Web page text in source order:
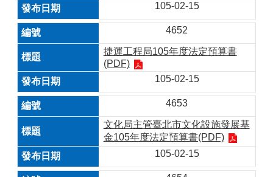
105-02-15
4652
捷運工程局105年度法定預算書
(PDF)
105-02-15
4653
文化局主管臺北市文化設施發展基
金105年度法定預算書(PDF)
105-02-15